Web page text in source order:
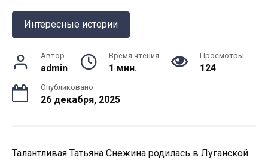
Интересные истории
Автор
admin
Время чтения
1 мин.
Просмотры
124
Опубликовано
26 декабря, 2025
Талантливая Татьяна Снежина родилась в Луганской